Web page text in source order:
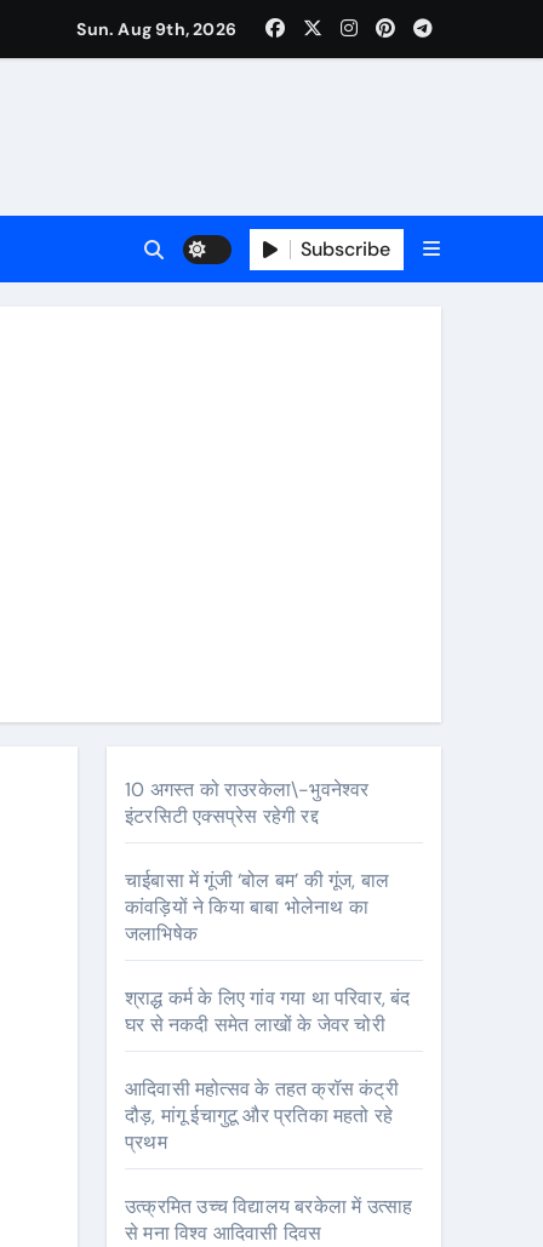
Sun. Aug 9th, 2026
Subscribe
10 अगस्त को राउरकेला\-भुवनेश्वर
इंटरसिटी एक्सप्रेस रहेगी रद्द
चाईबासा में गूंजी ‘बोल बम’ की गूंज, बाल
कांवड़ियों ने किया बाबा भोलेनाथ का
जलाभिषेक
श्राद्ध कर्म के लिए गांव गया था परिवार, बंद
घर से नकदी समेत लाखों के जेवर चोरी
आदिवासी महोत्सव के तहत क्रॉस कंट्री
दौड़, मांगू ईचागुटू और प्रतिका महतो रहे
प्रथम
उत्क्रमित उच्च विद्यालय बरकेला में उत्साह
से मना विश्व आदिवासी दिवस